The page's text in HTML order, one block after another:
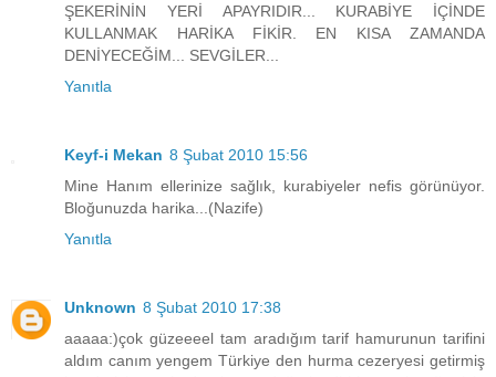
ŞEKERİNİN YERİ APAYRIDIR... KURABİYE İÇİNDE
KULLANMAK HARİKA FİKİR. EN KISA ZAMANDA
DENİYECEĞİM... SEVGİLER...
Yanıtla
Keyf-i Mekan 8 Şubat 2010 15:56
Mine Hanım ellerinize sağlık, kurabiyeler nefis görünüyor.
Bloğunuzda harika...(Nazife)
Yanıtla
Unknown 8 Şubat 2010 17:38
aaaaa:)çok güzeeeel tam aradığım tarif hamurunun tarifini
aldım canım yengem Türkiye den hurma cezeryesi getirmiş